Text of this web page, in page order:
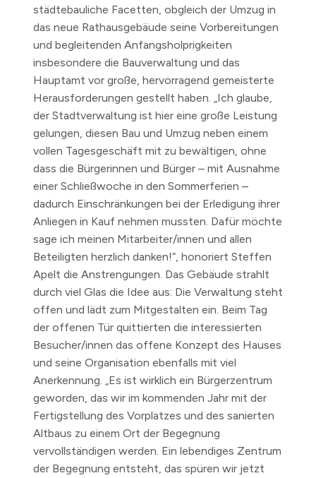
städtebauliche Facetten, obgleich der Umzug in
das neue Rathausgebäude seine Vorbereitungen
und begleitenden Anfangsholprigkeiten
insbesondere die Bauverwaltung und das
Hauptamt vor große, hervorragend gemeisterte
Herausforderungen gestellt haben. „Ich glaube,
der Stadtverwaltung ist hier eine große Leistung
gelungen, diesen Bau und Umzug neben einem
vollen Tagesgeschäft mit zu bewältigen, ohne
dass die Bürgerinnen und Bürger – mit Ausnahme
einer Schließwoche in den Sommerferien –
dadurch Einschränkungen bei der Erledigung ihrer
Anliegen in Kauf nehmen mussten. Dafür möchte
sage ich meinen Mitarbeiter/innen und allen
Beteiligten herzlich danken!“, honoriert Steffen
Apelt die Anstrengungen. Das Gebäude strahlt
durch viel Glas die Idee aus: Die Verwaltung steht
offen und lädt zum Mitgestalten ein. Beim Tag
der offenen Tür quittierten die interessierten
Besucher/innen das offene Konzept des Hauses
und seine Organisation ebenfalls mit viel
Anerkennung. „Es ist wirklich ein Bürgerzentrum
geworden, das wir im kommenden Jahr mit der
Fertigstellung des Vorplatzes und des sanierten
Altbaus zu einem Ort der Begegnung
vervollständigen werden. Ein lebendiges Zentrum
der Begegnung entsteht, das spüren wir jetzt